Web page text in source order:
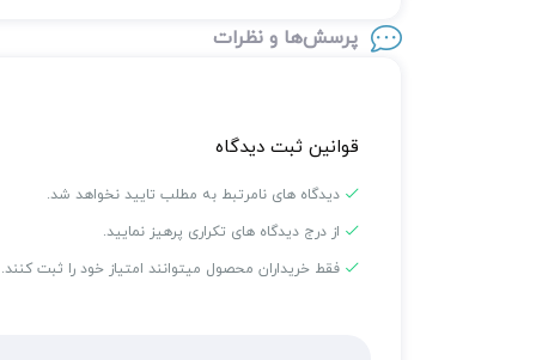
پرسش‌ها و نظرات
قوانین ثبت دیدگاه
دیدگاه های نامرتبط به مطلب تایید نخواهد شد.
از درج دیدگاه های تکراری پرهیز نمایید.
فقط خریداران محصول میتوانند امتیاز خود را ثبت کنند.